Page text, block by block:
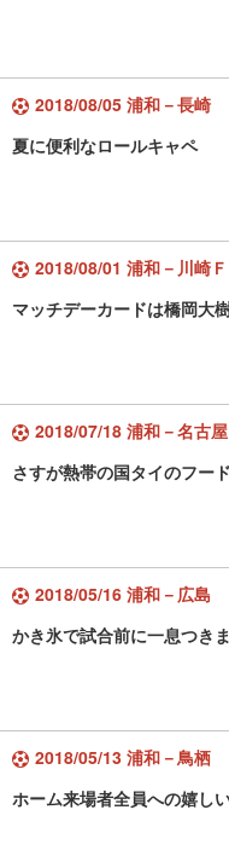
2018/08/05 浦和－長崎
夏に便利なロールキャペ
2018/08/01 浦和－川崎Ｆ
マッチデーカードは橋岡大
2018/07/18 浦和－名古屋
さすが熱帯の国タイのフー
2018/05/16 浦和－広島
かき氷で試合前に一息つきま
2018/05/13 浦和－鳥栖
ホーム来場者全員への嬉し